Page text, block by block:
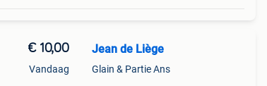
€ 10,00
Vandaag
Jean de Liège
Glain & Partie Ans